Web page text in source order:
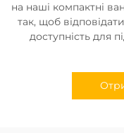
на наші компактні
так, щоб
доступність для